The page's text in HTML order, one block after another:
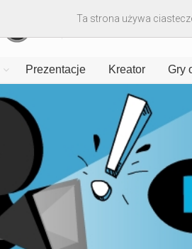
Prezentacje Kreator Gry
Ta strona używa